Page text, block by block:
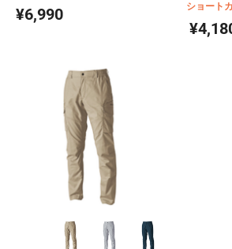
AZ-2751
¥6,990
ショート